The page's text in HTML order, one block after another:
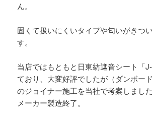
ん。
固くて扱いにくいタイプや匂いがきつ
す。
当店ではもともと日東紡遮音シート「
ており、大変好評でしたが（ダンボー
のジョイナー施工を当社で考案しまし
メーカー製造終了。